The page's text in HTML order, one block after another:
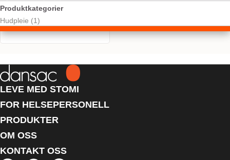
Produktkategorier
Hudpleie (1)
Dansac kleberfjerner
servietter
LEVE MED STOMI
FOR HELSEPERSONELL
PRODUKTER
OM OSS
KONTAKT OSS